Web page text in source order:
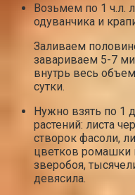
Возьмем по 1 ч.л.
одуванчика и
Заливаем
завариваем 5-7
внутрь весь
сутки.
Нужно взять по 1
растений: листа
створок фасоли,
цветков ромашки
зверобоя,
девясила.